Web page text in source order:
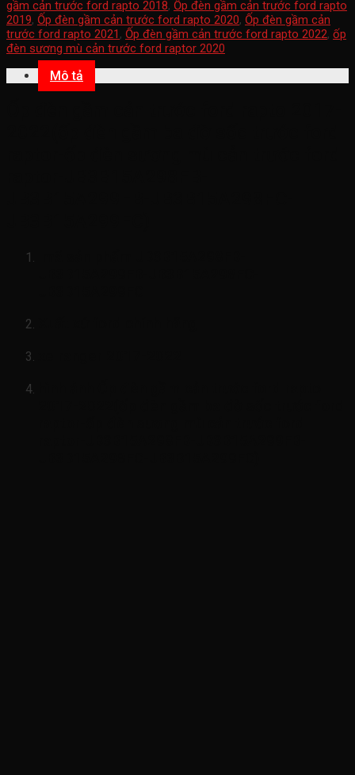
gầm cản trước ford rapto 2018, Ốp đèn gầm cản trước ford rapto
2019, Ốp đèn gầm cản trước ford rapto 2020, Ốp đèn gầm cản
trước ford rapto 2021 , Ốp đèn gầm cản trước ford rapto 2022, ốp
đèn sương mù cản trước ford raptor 2020
Mô tả